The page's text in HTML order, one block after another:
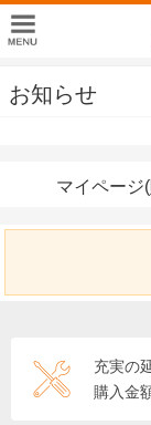
お知らせ
マイページ
充実の
購入金